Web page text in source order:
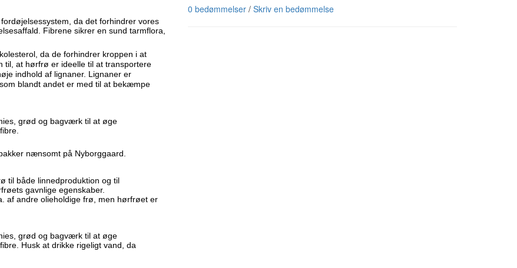
da det forhindrer vores
Fibrene sikrer en sund tarmflora,
da de forhindrer kroppen i at
til, at hørfrø er ideelle til at transportere
indhold af lignaner. Lignaner er
blandt andet er med til at bekæmpe
grød og bagværk til at øge
nænsomt på Nyborggaard.
til både linnedproduktion og til
gavnlige egenskaber.
af andre olieholdige frø, men hørfrøet er
grød og bagværk til at øge
Husk at drikke rigeligt vand, da
0 bedømmelser/ Skriv en bedømmelse